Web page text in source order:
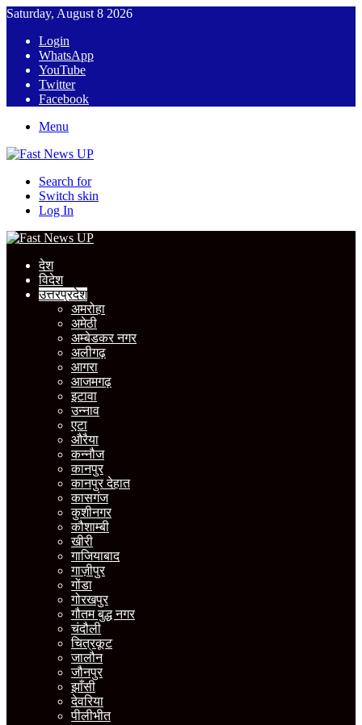
Saturday, August 8 2026
Login
WhatsApp
YouTube
Twitter
Facebook
Menu
Search for
Switch skin
Log In
देश
विदेश
उत्तरप्रदेश
अमरोहा
अमेठी
अम्बेडकर नगर
अलीगढ़
आगरा
आजमगढ़
इटावा
उन्नाव
एटा
औरैया
कन्नौज
कानपुर
कानपुर देहात
कासगंज
कुशीनगर
कौशाम्बी
खीरी
गाजियाबाद
गाज़ीपुर
गोंडा
गोरखपुर
गौतम बुद्ध नगर
चंदौली
चित्रकूट
जालौन
जौनपुर
झाँसी
देवरिया
पीलीभीत